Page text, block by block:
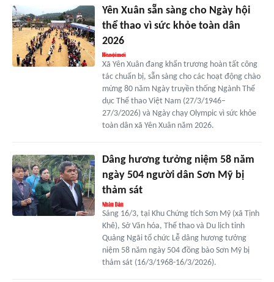
Yên Xuân sẵn sàng cho Ngày hội
thể thao vì sức khỏe toàn dân
2026
Xã Yên Xuân đang khẩn trương hoàn tất công
tác chuẩn bị, sẵn sàng cho các hoạt động chào
mừng 80 năm Ngày truyền thống Ngành Thể
dục Thể thao Việt Nam (27/3/1946–
27/3/2026) và Ngày chạy Olympic vì sức khỏe
toàn dân xã Yên Xuân năm 2026.
Dâng hương tưởng niệm 58 năm
ngày 504 người dân Sơn Mỹ bị
thảm sát
Sáng 16/3, tại Khu Chứng tích Sơn Mỹ (xã Tịnh
Khê), Sở Văn hóa, Thể thao và Du lịch tỉnh
Quảng Ngãi tổ chức Lễ dâng hương tưởng
niệm 58 năm ngày 504 đồng bào Sơn Mỹ bị
thảm sát (16/3/1968-16/3/2026).